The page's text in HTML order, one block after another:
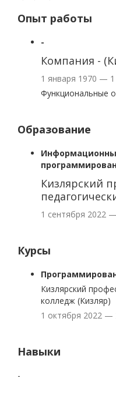
Опыт работы
-
Компания -
1 января 1970 — 1
Функциональные
Образование
Кизлярский
1 сентября 2022
Курсы
Кизлярский
колледж (Кизляр)
1 октября 2022 —
Навыки
-